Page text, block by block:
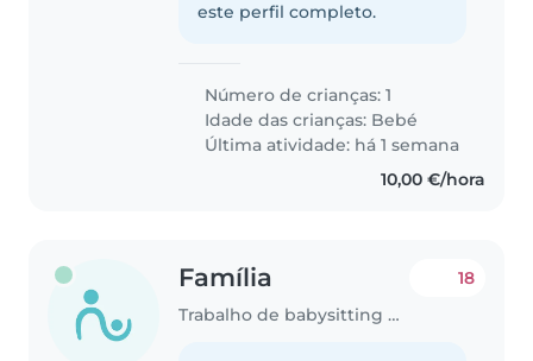
este perfil completo.
Número de crianças: 1
Idade das crianças: Bebé
Última atividade: há 1 semana
10,00 €/hora
Família
Trabalho de babysitting em Lisboa
18